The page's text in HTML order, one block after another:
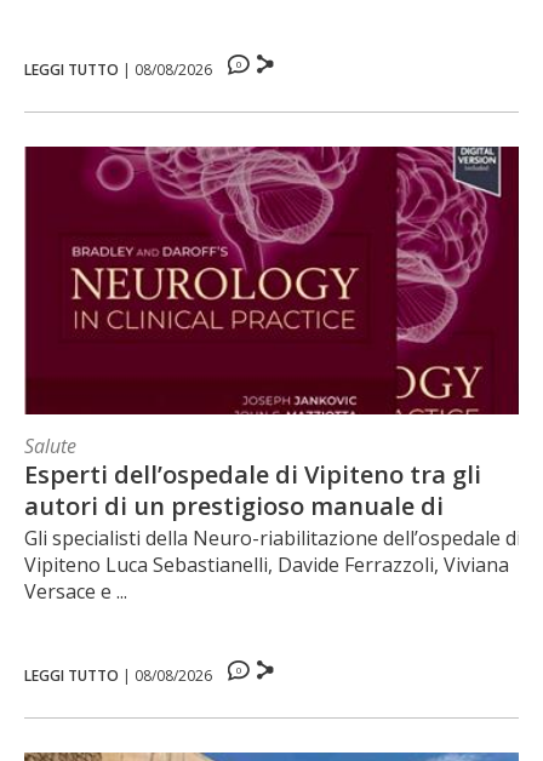
LEGGI TUTTO | 08/08/2026 0
Salute
Esperti dell’ospedale di Vipiteno tra gli
autori di un prestigioso manuale di
neurologia
Gli specialisti della Neuro-riabilitazione dell’ospedale di
Vipiteno Luca Sebastianelli, Davide Ferrazzoli, Viviana
Versace e ...
LEGGI TUTTO | 08/08/2026 0